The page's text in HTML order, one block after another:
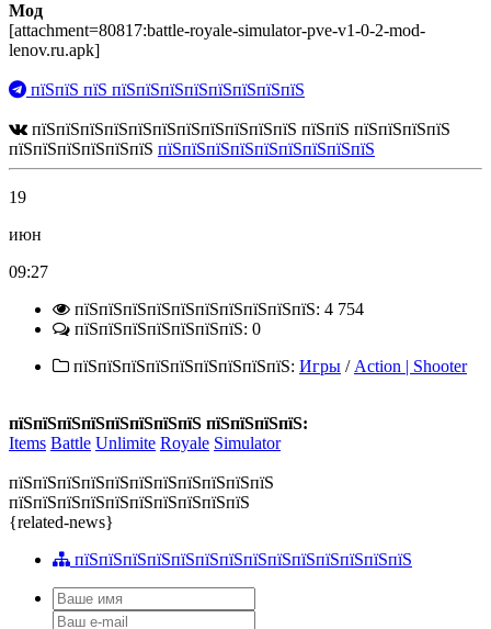
Мод
[attachment=80817:battle-royale-simulator-pve-v1-0-2-mod-
lenov.ru.apk]
пїЅпїЅ пїЅ пїЅпїЅпїЅпїЅпїЅпїЅпїЅпїЅ
пїЅпїЅпїЅпїЅпїЅпїЅпїЅпїЅпїЅпїЅпїЅ пїЅпїЅ пїЅпїЅпїЅпїЅ
пїЅпїЅпїЅпїЅпїЅпїЅ пїЅпїЅпїЅпїЅпїЅпїЅпїЅпїЅпїЅ
19
июн
09:27
пїЅпїЅпїЅпїЅпїЅпїЅпїЅпїЅпїЅпїЅ: 4 754
пїЅпїЅпїЅпїЅпїЅпїЅпїЅ: 0
пїЅпїЅпїЅпїЅпїЅпїЅпїЅпїЅпїЅ: Игры / Action | Shooter
пїЅпїЅпїЅпїЅпїЅпїЅпїЅпїЅ пїЅпїЅпїЅпїЅ:
Items Battle Unlimite Royale Simulator
пїЅпїЅпїЅпїЅпїЅпїЅпїЅпїЅпїЅпїЅпїЅ
пїЅпїЅпїЅпїЅпїЅпїЅпїЅпїЅпїЅпїЅ
{related-news}
пїЅпїЅпїЅпїЅпїЅпїЅпїЅпїЅпїЅпїЅпїЅпїЅпїЅпїЅ